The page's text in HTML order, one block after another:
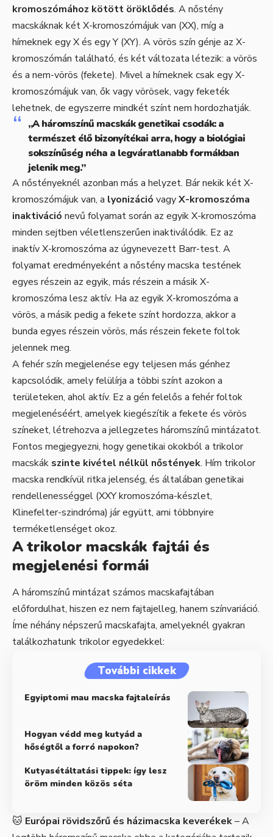
kromoszómához kötött öröklődés. A nőstény
macskáknak két X-kromoszómájuk van (XX), míg a
hímeknek egy X és egy Y (XY). A vörös szín génje az X-
kromoszómán található, és két változata létezik: a vörös
és a nem-vörös (fekete). Mivel a hímeknek csak egy X-
kromoszómájuk van, ők vagy vörösek, vagy feketék
lehetnek, de egyszerre mindkét színt nem hordozhatják.
„A háromszínű macskák genetikai csodák: a
természet élő bizonyítékai arra, hogy a biológiai
sokszínűség néha a legváratlanabb formákban
jelenik meg.”
A nőstényeknél azonban más a helyzet. Bár nekik két X-
kromoszómájuk van, a lyonizáció vagyX-kromoszóma
inaktiváció nevű folyamat során az egyik X-kromoszóma
minden sejtben véletlenszerűen inaktiválódik. Ez az
inaktív X-kromoszóma az úgynevezett Barr-test. A
folyamat eredményeként a nőstény macska testének
egyes részein az egyik, más részein a másik X-
kromoszóma lesz aktív. Ha az egyik X-kromoszóma a
vörös, a másik pedig a fekete színt hordozza, akkor a
bunda egyes részein vörös, más részein fekete foltok
jelennek meg.
A fehér szín megjelenése egy teljesen más génhez
kapcsolódik, amely felülírja a többi színt azokon a
területeken, ahol aktív. Ez a gén felelős a fehér foltok
megjelenéséért, amelyek kiegészítik a fekete és vörös
színeket, létrehozva a jellegzetes háromszínű mintázatot.
Fontos megjegyezni, hogy genetikai okokból a trikolor
macskák szinte kivétel nélkül nőstények. Hím trikolor
macska rendkívül ritka jelenség, és általában genetikai
rendellenességgel (XXY kromoszóma-készlet,
Klinefelter-szindróma) jár együtt, ami többnyire
terméketlenséget okoz.
A trikolor macskák fajtái és
megjelenési formái
A háromszínű mintázat számos macskafajtában
előfordulhat, hiszen ez nem fajtajelleg, hanem színvariáció.
Íme néhány népszerű macskafajta, amelyeknél gyakran
találkozhatunk trikolor egyedekkel:
További cikkek
Egyiptomi mau macska fajtaleírás
Hogyan védd meg kutyád a
hőségtől a forró napokon?
Kutyasétáltatási tippek: így lesz
öröm minden közös séta
🐱 Európai rövidszőrű és házimacska keverékek– A